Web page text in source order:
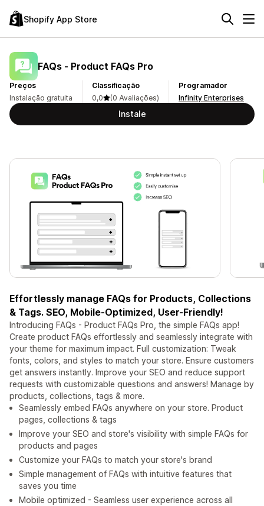
Shopify App Store
FAQs ‑ Product FAQs Pro
Preços
Instalação gratuita
Classificação
0,0
(0 Avaliações)
Programador
Infinity Enterprises
Instale
Effortlessly manage FAQs for Products, Collections
& Tags. SEO, Mobile-Optimized, User-Friendly!
Introducing FAQs - Product FAQs Pro, the simple FAQs app!
Create product FAQs effortlessly and seamlessly integrate with
your theme for maximum impact. Full customization: Tweak
fonts, colors, and styles to match your store. Ensure customers
get answers instantly. Improve your SEO and reduce support
requests with customizable questions and answers! Manage by
products, collections, tags & more.
Seamlessly embed FAQs anywhere on your store. Product
pages, collections & tags
Improve your SEO and store's visibility with simple FAQs for
products and pages
Customize your FAQs to match your store's brand
Simple management of FAQs with intuitive features that
saves you time
Mobile optimized - Seamless user experience across all